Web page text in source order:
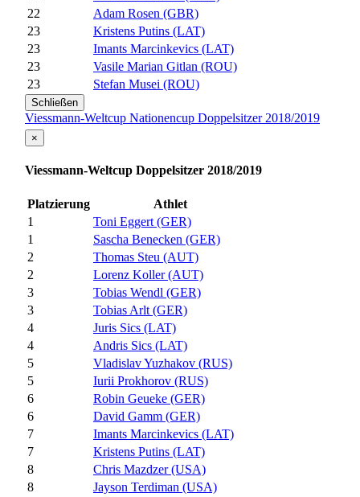
22
Adam Rosen (GBR)
23
Kristens Putins (LAT)
23
Imants Marcinkevics (LAT)
23
Vasile Marian Gitlan (ROU)
23
Stefan Musei (ROU)
Schließen
Viessmann-Weltcup Nationencup Doppelsitzer 2018/2019
×
Viessmann-Weltcup Doppelsitzer 2018/2019
Platzierung
Athlet
1
Toni Eggert (GER)
1
Sascha Benecken (GER)
2
Thomas Steu (AUT)
2
Lorenz Koller (AUT)
3
Tobias Wendl (GER)
3
Tobias Arlt (GER)
4
Juris Sics (LAT)
4
Andris Sics (LAT)
5
Vladislav Yuzhakov (RUS)
5
Iurii Prokhorov (RUS)
6
Robin Geueke (GER)
6
David Gamm (GER)
7
Imants Marcinkevics (LAT)
7
Kristens Putins (LAT)
8
Chris Mazdzer (USA)
8
Jayson Terdiman (USA)